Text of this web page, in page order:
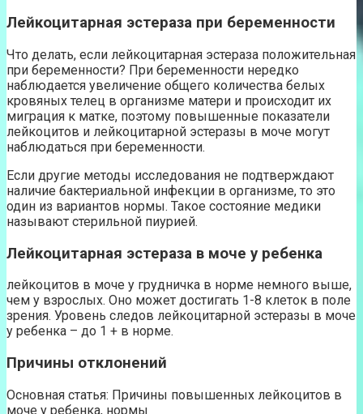
Лейкоцитарная эстераза при беременности
Что делать, если лейкоцитарная эстераза положительная
при беременности? При беременности нередко
наблюдается увеличение общего количества белых
кровяных телец в организме матери и происходит их
миграция к матке, поэтому повышенные показатели
лейкоцитов и лейкоцитарной эстеразы в моче могут
наблюдаться при беременности.
Если другие методы исследования не подтверждают
наличие бактериальной инфекции в организме, то это
один из вариантов нормы. Такое состояние медики
называют стерильной пиурией.
Лейкоцитарная эстераза в моче у ребенка
лейкоцитов в моче у грудничка в норме немного выше,
чем у взрослых. Оно может достигать 1-8 клеток в поле
зрения. Уровень следов лейкоцитарной эстеразы в моче
у ребенка – до 1 + в норме.
Причины отклонений
Основная статья: Причины повышенных лейкоцитов в
моче у ребенка, нормы